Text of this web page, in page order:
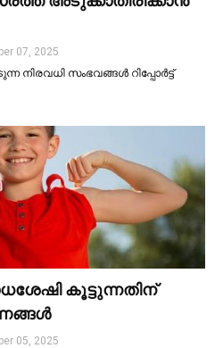
07, 2025
നിരവധി സംഭവങ്ങള്‍ റിപ്പോർട്ട്
കൂട്ടുന്നതിന്
05, 2025